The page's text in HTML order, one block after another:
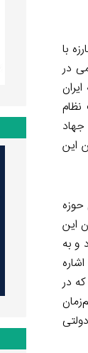
است. ماده ۱۲ کنوانسیون مبارزه با
عمومی در
این
این
و به
در